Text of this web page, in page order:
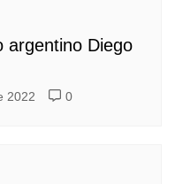
argentino Diego
2022 0